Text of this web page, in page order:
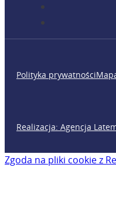
Polityka prywatności
Realizacja: Agencja
Zgoda na pliki cookie z